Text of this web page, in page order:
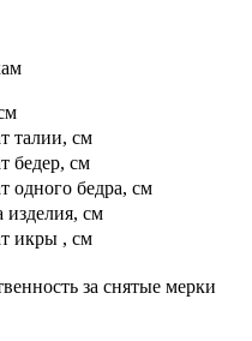
талии, см
бедер, см
одного бедра, см
изделия, см
икры , см
за снятые мерки